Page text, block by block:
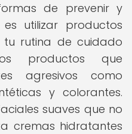
de prevenir y
utilizar productos
tu rutina de cuidado
productos que
agresivos como
y colorantes.
suaves que no
cremas hidratantes